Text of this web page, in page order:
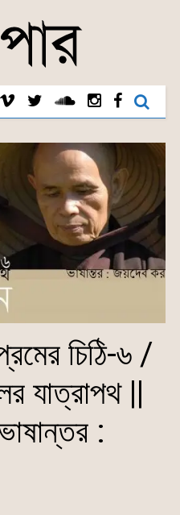
চিঠি-৬ /
যাত্রাপথ ||
: